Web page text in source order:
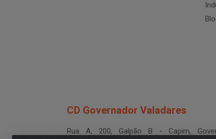
CD Governador Valadares
Rua A, 200, Galpão B - Capim,